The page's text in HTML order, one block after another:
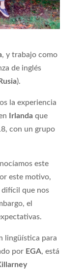
, y trabajo como
de inglés
).
la experiencia
Irlanda que
con un grupo
este
este motivo,
difícil que nos
el
lingüística para
por EGA, está